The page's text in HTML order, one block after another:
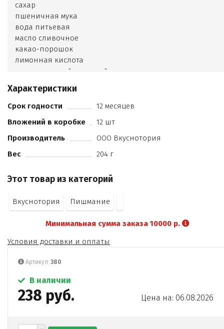
сахар
пшеничная мука
вода питьевая
масло сливочное
какао-порошок
лимонная кислота
ароматизатор "ванилин"
краситель кармин.
Характеристики
Срок годности
12 месяцев
Вложений в коробке
12 шт
Производитель
ООО Вкуснотория
Вес
204 г
Этот товар из категорий
Вкуснотория Пишмание
Минимальная сумма заказа 10000 р.
Условия доставки и оплаты
Артикул: 380
В наличии
238 руб. Цена на: 06.08.2026